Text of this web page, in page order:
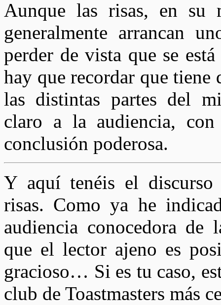
Aunque las risas, en su
generalmente arrancan
perder de vista que se
hay que recordar que tiene
las distintas partes del
claro a la audiencia,
conclusión poderosa.
Y aquí tenéis el
risas. Como ya he
audiencia conocedora de
que el lector ajeno es
gracioso… Si es tu caso,
club de Toastmasters más